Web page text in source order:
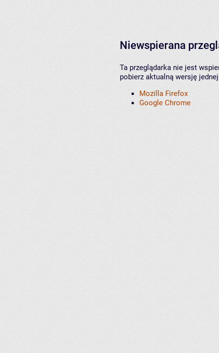
Niewspierana
Ta przeglądarka nie jest
pobierz aktualną wersję
Mozilla Firefox
Google Chrome